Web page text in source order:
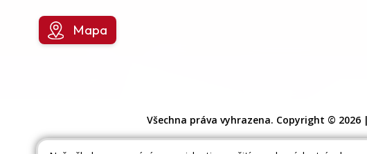
Mapa
Všechna práva vyhrazena. Copyright © 2026 |